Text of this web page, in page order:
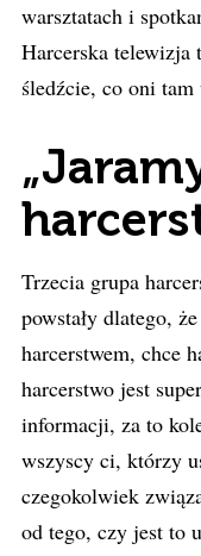
warsztatach i
Harcerska
śledźcie, co oni
Trzecia grupa
powstały dlatego,
harcerstwem, chce
harcerstwo jest
informacji, za to
wszyscy ci, którzy
czegokolwiek
od tego, czy jest to